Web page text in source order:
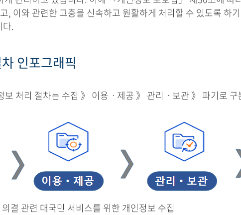
, 이와 관련한 고충을 신속하고 원활하게 처리할 수 있도록 하
.
인포그래픽
보 처리 절차는 수집 》 이용ㆍ제공 》 관리ㆍ보관 》 파기로
결 관련 대국민 서비스를 위한 개인정보 수집